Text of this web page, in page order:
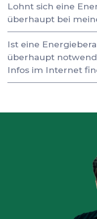
Lohnt sich eine
überhaupt bei
Ist eine
überhaupt
Infos im Internet